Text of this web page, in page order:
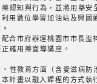
藥認知與行為，並將用藥安
用數位學習加油站及興國
合市府辦理桃園市市長盃
正確用藥宣導講座。
、性教育方面（含愛滋病防
計畫以融入課程的方式執